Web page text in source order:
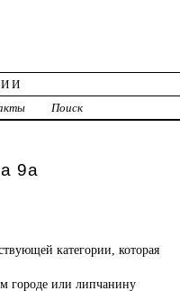
Поиск
9а
категории, которая
городе или липчанину